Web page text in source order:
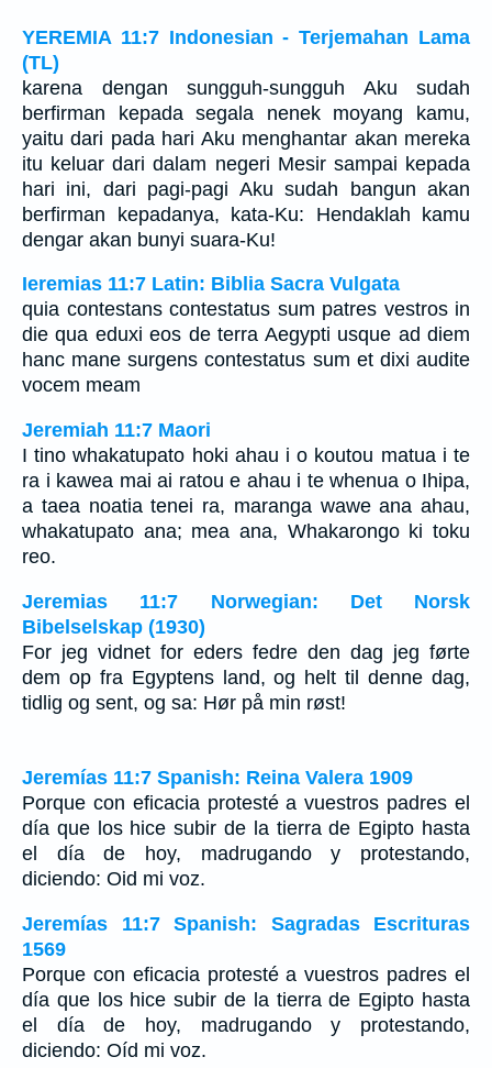
YEREMIA 11:7 Indonesian - Terjemahan Lama
(TL)
karena dengan sungguh-sungguh Aku sudah
berfirman kepada segala nenek moyang kamu,
yaitu dari pada hari Aku menghantar akan mereka
itu keluar dari dalam negeri Mesir sampai kepada
hari ini, dari pagi-pagi Aku sudah bangun akan
berfirman kepadanya, kata-Ku: Hendaklah kamu
dengar akan bunyi suara-Ku!
Ieremias 11:7 Latin: Biblia Sacra Vulgata
quia contestans contestatus sum patres vestros in
die qua eduxi eos de terra Aegypti usque ad diem
hanc mane surgens contestatus sum et dixi audite
vocem meam
Jeremiah 11:7 Maori
I tino whakatupato hoki ahau i o koutou matua i te
ra i kawea mai ai ratou e ahau i te whenua o Ihipa,
a taea noatia tenei ra, maranga wawe ana ahau,
whakatupato ana; mea ana, Whakarongo ki toku
reo.
Jeremias 11:7 Norwegian: Det Norsk
Bibelselskap (1930)
For jeg vidnet for eders fedre den dag jeg førte
dem op fra Egyptens land, og helt til denne dag,
tidlig og sent, og sa: Hør på min røst!
Jeremías 11:7 Spanish: Reina Valera 1909
Porque con eficacia protesté a vuestros padres el
día que los hice subir de la tierra de Egipto hasta
el día de hoy, madrugando y protestando,
diciendo: Oid mi voz.
Jeremías 11:7 Spanish: Sagradas Escrituras
1569
Porque con eficacia protesté a vuestros padres el
día que los hice subir de la tierra de Egipto hasta
el día de hoy, madrugando y protestando,
diciendo: Oíd mi voz.